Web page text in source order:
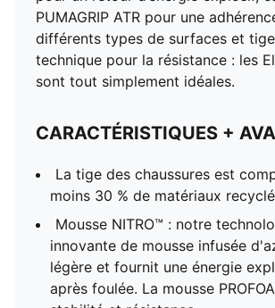
PUMAGRIP ATR pour une
différents types de surfaces et
technique pour la résistance : les
sont tout simplement idéales.
CARACTÉRISTIQUES +
La tige des chaussures est
moins 30 % de matériaux
Mousse NITRO™ : notre
innovante de mousse infusée
légère et fournit une énergie
après foulée. La mousse